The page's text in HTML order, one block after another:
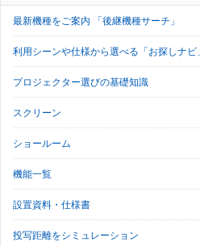
最新機種をご案内 「後継機種サーチ」
利用シーンや仕様から選べる「お探しナビ」
プロジェクター選びの基礎知識
スクリーン
ショールーム
機能一覧
設置資料・仕様書
投写距離をシミュレーション